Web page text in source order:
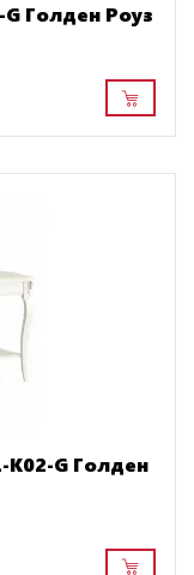
Голден Роуз
K02-G Голден